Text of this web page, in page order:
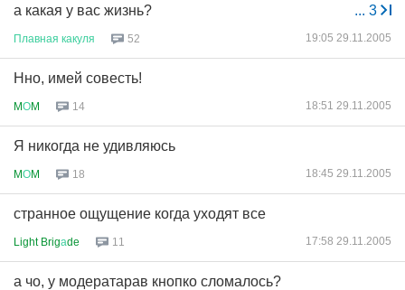
... 3
а какая у вас жизнь?
Плавная какуля 52 19:05 29.11.2005
Нно, имей совесть!
MОM 14 18:51 29.11.2005
Я никогда не удивляюсь
MОM 18 18:45 29.11.2005
странное ощущение когда уходят все
Light Brigаde 11 17:58 29.11.2005
а чо, у модератарав кнопко сломалось?